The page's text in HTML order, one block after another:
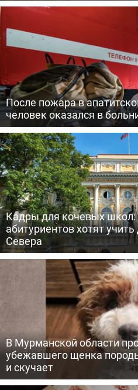
После пожара в
человек оказался в
Кадры для кочевых школ:
абитуриентов хотят
Севера
В Мурманской области
убежавшего щенка
и скучает